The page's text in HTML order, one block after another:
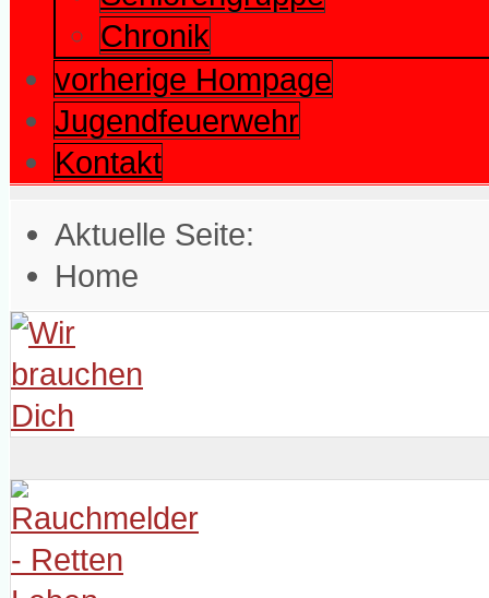
Chronik
vorherige Hompage
Jugendfeuerwehr
Kontakt
Aktuelle Seite:
Home